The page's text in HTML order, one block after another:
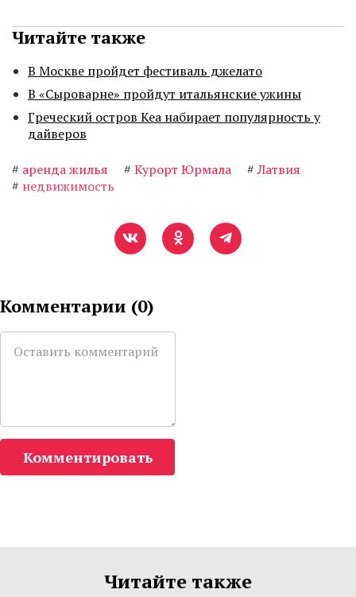
Читайте также
В Москве пройдет фестиваль джелато
В «Сыроварне» пройдут итальянские ужины
Греческий остров Кеа набирает популярность у
дайверов
# аренда жилья # Курорт Юрмала # Латвия
# недвижимость
Комментарии (0)
Комментировать
Читайте также